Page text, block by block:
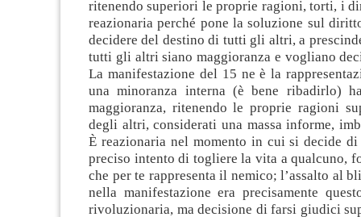
ritenendo superiori le proprie ragioni, torti, i
reazionaria perché pone la soluzione sul
decidere del destino di tutti gli altri, a
tutti gli altri siano maggioranza e vogliano
La manifestazione del 15 ne è la
una minoranza interna (è bene ribadirlo)
maggioranza, ritenendo le proprie ragioni
degli altri, considerati una massa informe,
È reazionaria nel momento in cui si decide
preciso intento di togliere la vita a qualcuno,
che per te rappresenta il nemico; l’assalto al
nella manifestazione era precisamente
rivoluzionaria, ma decisione di farsi giudici